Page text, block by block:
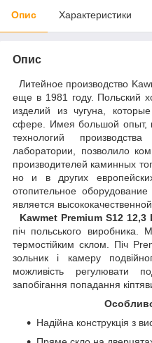
Опис Характеристики
Опис
Литейное производство
еще в 1981 году. Польский
изделий из чугуна,
сфере. Имея большой опыт,
технологий
лаборатории, позволило
производителей каминных
но и в других
отопительное
является
Kawmet Premium S12 12,3
піч польського виробника.
термостійким склом. Піч
зольник і камеру
можливість регулювати
запобігання попадання
Надійна конструкція з